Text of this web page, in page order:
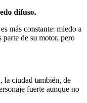
difuso.
más constante: miedo a
de su motor, pero
la ciudad también, de
fuerte aunque no